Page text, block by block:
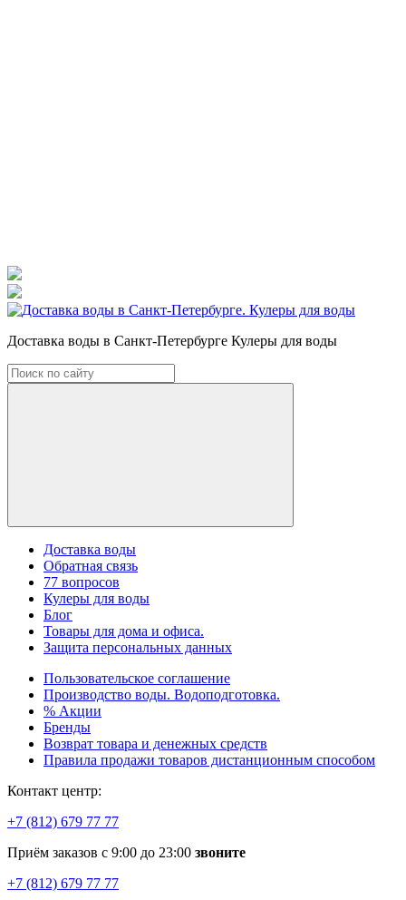
Доставка воды в Санкт-Петербурге Кулеры для воды
Доставка воды
Обратная связь
77 вопросов
Кулеры для воды
Блог
Товары для дома и офиса.
Защита персональных данных
Пользовательское соглашение
Производство воды. Водоподготовка.
% Акции
Бренды
Возврат товара и денежных средств
Правила продажи товаров дистанционным способом
Контакт центр:
+7 (812) 679 77 77
Приём заказов с 9:00 до 23:00 звоните
+7 (812) 679 77 77